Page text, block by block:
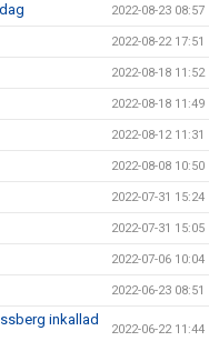
2022-08-23 08:57
2022-08-22 17:51
2022-08-18 11:52
2022-08-18 11:49
2022-08-12 11:31
2022-08-08 10:50
2022-07-31 15:24
2022-07-31 15:05
2022-07-06 10:04
2022-06-23 08:51
inkallad
2022-06-22 11:44